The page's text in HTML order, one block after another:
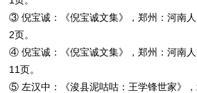
③ 倪宝诚：《倪宝诚文集》，郑州：河南
2页。
④ 倪宝诚：《倪宝诚文集》，郑州：河南
11页。
⑤ 左汉中：《浚县泥咕咕：王学锋世家》，